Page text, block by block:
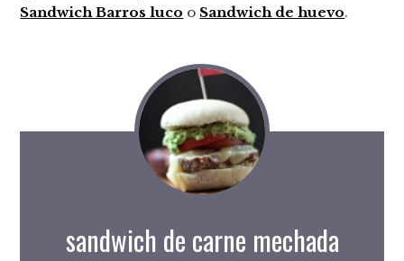
Sandwich Barros luco o Sandwich de huevo.
sandwich de carne mechada